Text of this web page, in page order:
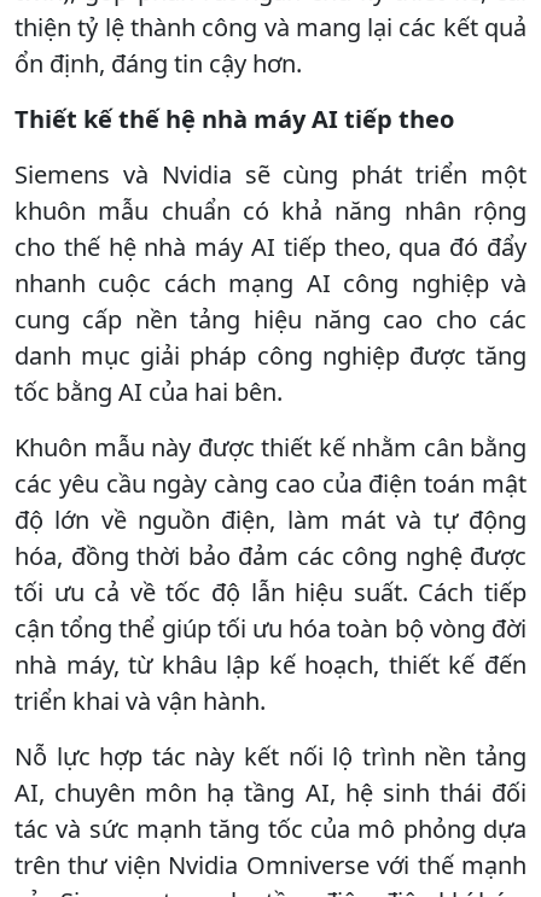
thiện tỷ lệ thành công và mang lại các kết quả
ổn định, đáng tin cậy hơn.
Thiết kế thế hệ nhà máy AI tiếp theo
Siemens và Nvidia sẽ cùng phát triển một
khuôn mẫu chuẩn có khả năng nhân rộng
cho thế hệ nhà máy AI tiếp theo, qua đó đẩy
nhanh cuộc cách mạng AI công nghiệp và
cung cấp nền tảng hiệu năng cao cho các
danh mục giải pháp công nghiệp được tăng
tốc bằng AI của hai bên.
Khuôn mẫu này được thiết kế nhằm cân bằng
các yêu cầu ngày càng cao của điện toán mật
độ lớn về nguồn điện, làm mát và tự động
hóa, đồng thời bảo đảm các công nghệ được
tối ưu cả về tốc độ lẫn hiệu suất. Cách tiếp
cận tổng thể giúp tối ưu hóa toàn bộ vòng đời
nhà máy, từ khâu lập kế hoạch, thiết kế đến
triển khai và vận hành.
Nỗ lực hợp tác này kết nối lộ trình nền tảng
AI, chuyên môn hạ tầng AI, hệ sinh thái đối
tác và sức mạnh tăng tốc của mô phỏng dựa
trên thư viện Nvidia Omniverse với thế mạnh